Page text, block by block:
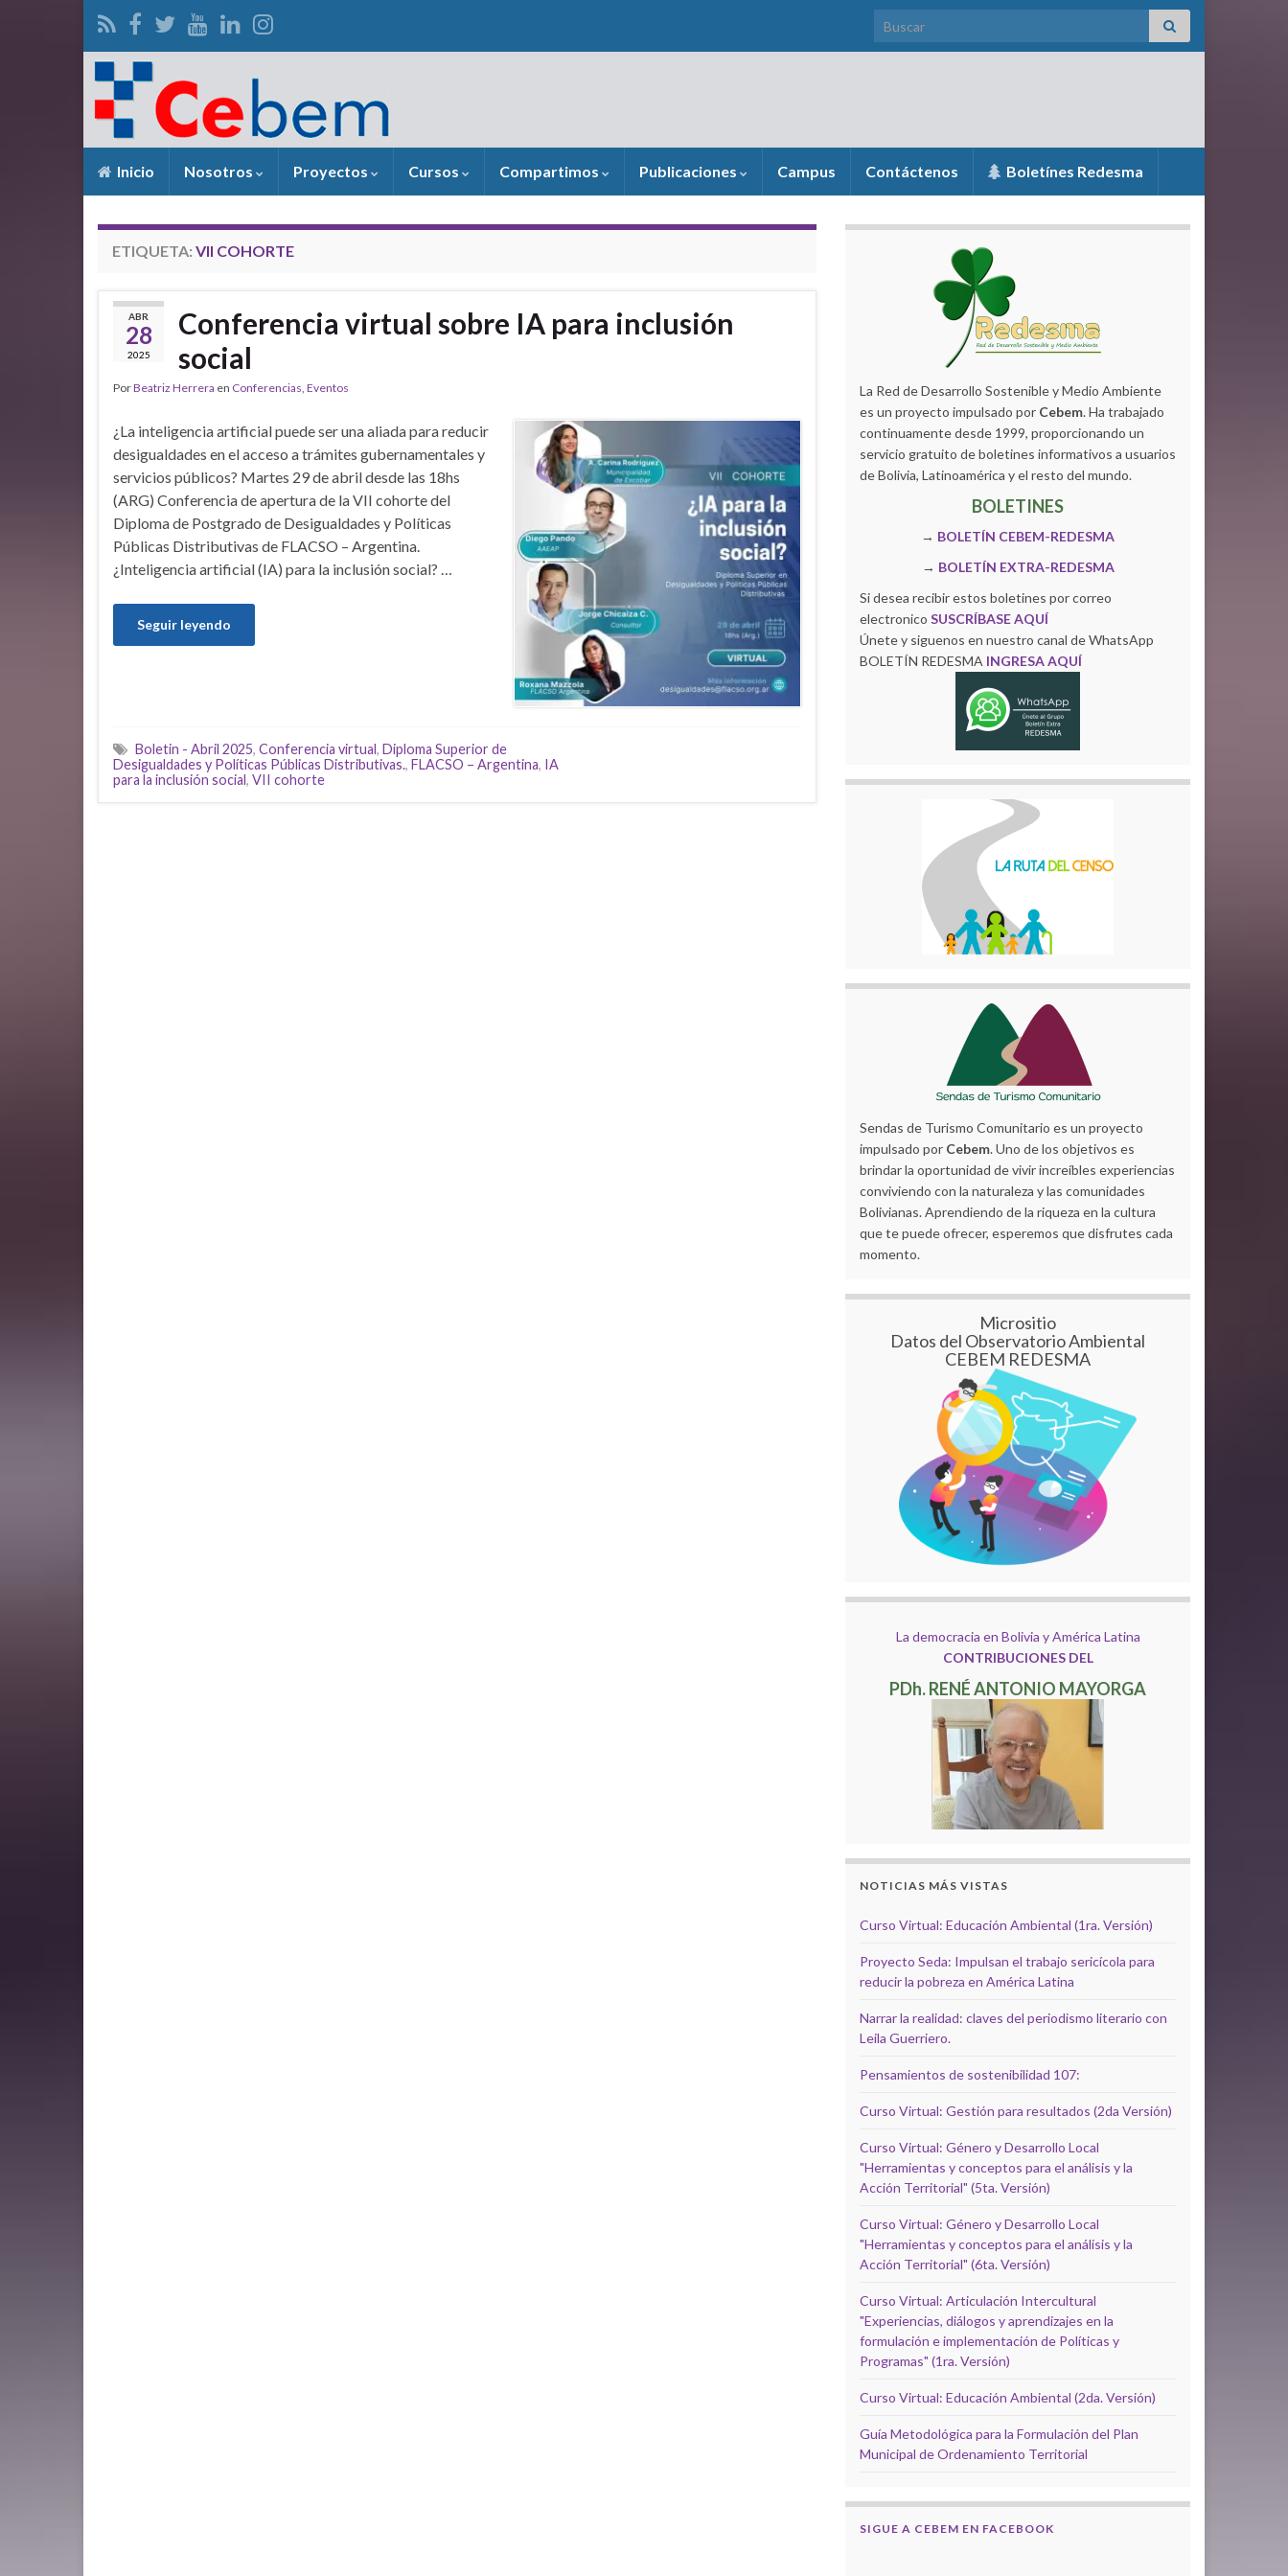
Search for:
Inicio Nosotros Proyectos Cursos Compartimos Publicaciones Campus Contáctenos Boletínes Redesma
ETIQUETA: VII COHORTE
ABR
28
2025
Conferencia virtual sobre IA para inclusión
social
PorBeatriz Herrera en Conferencias, Eventos
¿La inteligencia artificial puede ser una aliada para reducir
desigualdades en el acceso a trámites gubernamentales y
servicios públicos? Martes 29 de abril desde las 18hs
(ARG) Conferencia de apertura de la VII cohorte del
Diploma de Postgrado de Desigualdades y Políticas
Públicas Distributivas de FLACSO – Argentina.
¿Inteligencia artificial (IA) para la inclusión social? …
Seguir leyendo
Boletin - Abril 2025, Conferencia virtual, Diploma Superior de
Desigualdades y Políticas Públicas Distributivas., FLACSO – Argentina, IA
para la inclusión social, VII cohorte
La Red de Desarrollo Sostenible y Medio Ambiente
es un proyecto impulsado por Cebem. Ha trabajado
continuamente desde 1999, proporcionando un
servicio gratuito de boletines informativos a usuarios
de Bolivia, Latinoamérica y el resto del mundo.
BOLETINES
→ BOLETÍN CEBEM-REDESMA
→ BOLETÍN EXTRA-REDESMA
Si desea recibir estos boletines por correo
electronico SUSCRÍBASE AQUÍ
Únete y siguenos en nuestro canal de WhatsApp
BOLETÍN REDESMA INGRESA AQUÍ
Sendas de Turismo Comunitario es un proyecto
impulsado por Cebem. Uno de los objetivos es
brindar la oportunidad de vivir increíbles experiencias
conviviendo con la naturaleza y las comunidades
Bolivianas. Aprendiendo de la riqueza en la cultura
que te puede ofrecer, esperemos que disfrutes cada
momento.
Micrositio
Datos del Observatorio Ambiental
CEBEM REDESMA
La democracia en Bolivia y América Latina
CONTRIBUCIONES DEL
PDh. RENÉ ANTONIO MAYORGA
NOTICIAS MÁS VISTAS
Curso Virtual: Educación Ambiental (1ra. Versión)
Proyecto Seda: Impulsan el trabajo sericícola para
reducir la pobreza en América Latina
Narrar la realidad: claves del periodismo literario con
Leila Guerriero.
Pensamientos de sostenibilidad 107:
Curso Virtual: Gestión para resultados (2da Versión)
Curso Virtual: Género y Desarrollo Local
"Herramientas y conceptos para el análisis y la
Acción Territorial" (5ta. Versión)
Curso Virtual: Género y Desarrollo Local
"Herramientas y conceptos para el análisis y la
Acción Territorial" (6ta. Versión)
Curso Virtual: Articulación Intercultural
"Experiencias, diálogos y aprendizajes en la
formulación e implementación de Políticas y
Programas" (1ra. Versión)
Curso Virtual: Educación Ambiental (2da. Versión)
Guía Metodológica para la Formulación del Plan
Municipal de Ordenamiento Territorial
SIGUE A CEBEM EN FACEBOOK